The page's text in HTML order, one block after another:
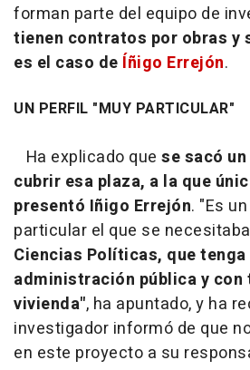
forman parte del equipo de
tienen contratos por obras y
es el caso de Íñigo Errejón.
UN PERFIL "MUY PARTICULAR"
Ha explicado que se sacó
cubrir esa plaza, a la que
presentó Iñigo Errejón. "Es
particular el que se
Ciencias Políticas, que
administración pública y con
vivienda", ha apuntado, y ha
investigador informó de que
en este proyecto a su